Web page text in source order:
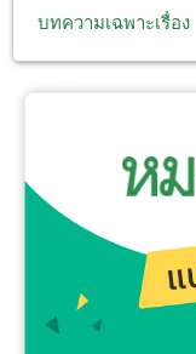
บทความเฉพาะเรื่อง